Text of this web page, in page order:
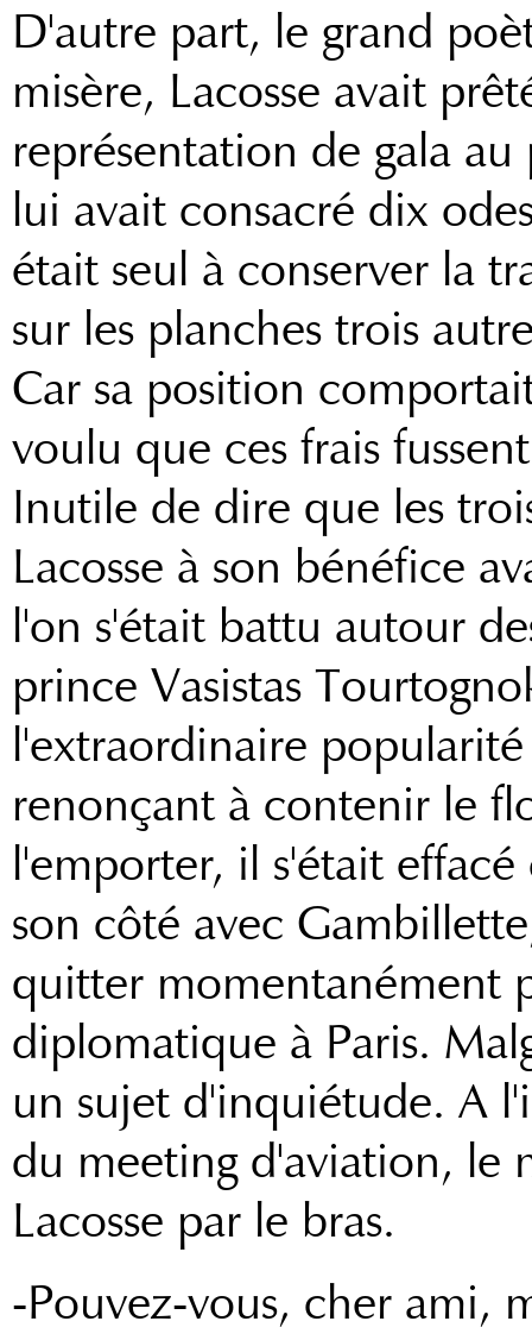
D'autre part, le grand
misère, Lacosse avait
représentation de gala
lui avait consacré dix
était seul à conserver la
sur les planches trois
Car sa position
voulu que ces frais
Inutile de dire que les
Lacosse à son bénéfice
l'on s'était battu autour
prince Vasistas
l'extraordinaire
renonçant à contenir le
l'emporter, il s'était
son côté avec
quitter momentanément
diplomatique à Paris.
un sujet d'inquiétude. A
du meeting d'aviation, le
Lacosse par le bras.
-Pouvez-vous, cher ami,